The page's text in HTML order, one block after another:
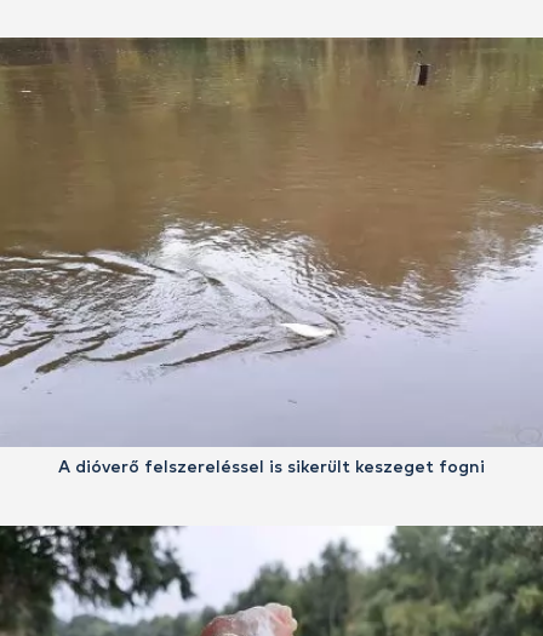
A dióverő felszereléssel is sikerült keszeget fogni